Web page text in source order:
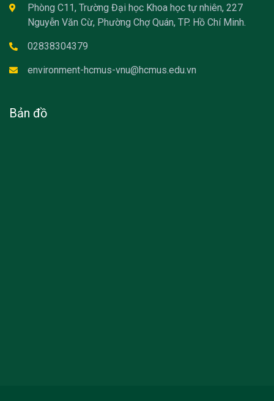
Phòng C11, Trường Đại học Khoa học tự nhiên, 227
Nguyễn Văn Cừ, Phường Chợ Quán, TP. Hồ Chí Minh.
02838304379
environment-hcmus-vnu@hcmus.edu.vn
Bản đồ